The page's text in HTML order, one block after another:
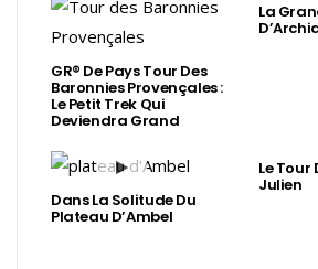
GR® De Pays Tour Des
Baronnies Provençales :
Le Petit Trek Qui
Deviendra Grand
La
Dans La Solitude Du
Plateau D’Ambel
Le
Julien